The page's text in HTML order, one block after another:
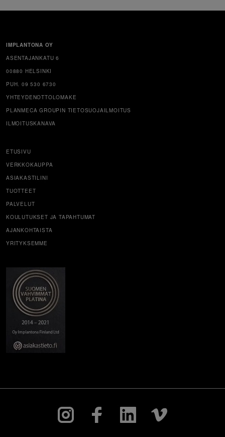
IMPLANTONA OY
ASENTAJANKATU 6
00880 HELSINKI
PUH. 09 530 6730
YHTEYDENOTTOLOMAKE
PLANMECA GROUPIN TIETOSUOJAILMOITUS
ILMOITUSKANAVA
ETUSIVU
VERKKOKAUPPA
ASIAKASTILINI
TUOTTEET
PALVELUT
KOULUTUKSET JA TAPAHTUMAT
AJANKOHTAISTA
YRITYKSEMME